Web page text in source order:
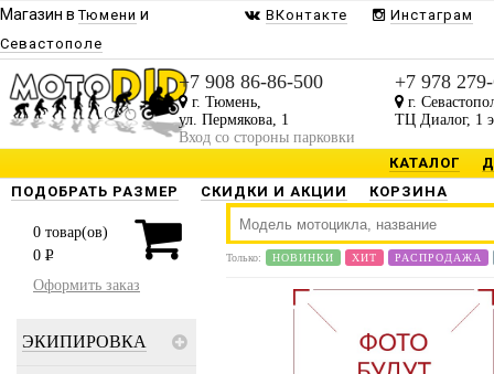
Магазин вТюмени и
Севастополе
ВКонтакте Инстаграм
+7 908 86-86-500
г. Тюмень,
ул. Пермякова, 1
Вход со стороны парковки
+7 978
г.
ТЦ Диалог, 1
КАТАЛОГ
ПОДОБРАТЬ РАЗМЕР
СКИДКИ И АКЦИИ КОРЗИНА
0 товар(ов)
0 P
Оформить заказ
ЭКИПИРОВКА
Только: НОВИНКИ ХИТ РАСПРОДАЖА